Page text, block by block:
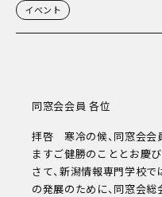
イベント
同窓会会員 各位
拝啓 寒冷の候、同窓会会
ますご健勝のこととお慶
さて、新潟情報専門学校
の発展のために、同窓会